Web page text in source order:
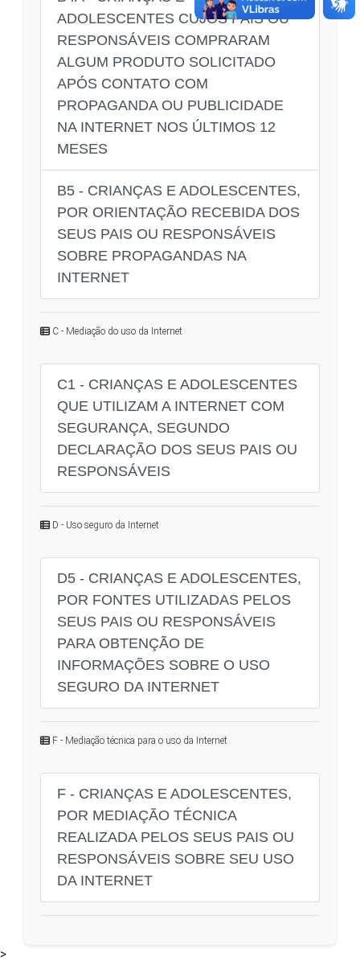
ADOLESCENTES CUJOS PAIS OU
RESPONSÁVEIS COMPRARAM
ALGUM PRODUTO SOLICITADO
APÓS CONTATO COM
PROPAGANDA OU PUBLICIDADE
NA INTERNET NOS ÚLTIMOS 12
MESES
B5 - CRIANÇAS E ADOLESCENTES,
POR ORIENTAÇÃO RECEBIDA DOS
SEUS PAIS OU RESPONSÁVEIS
SOBRE PROPAGANDAS NA
INTERNET
C - Mediação do uso da Internet
C1 - CRIANÇAS E ADOLESCENTES
QUE UTILIZAM A INTERNET COM
SEGURANÇA, SEGUNDO
DECLARAÇÃO DOS SEUS PAIS OU
RESPONSÁVEIS
D - Uso seguro da Internet
D5 - CRIANÇAS E ADOLESCENTES,
POR FONTES UTILIZADAS PELOS
SEUS PAIS OU RESPONSÁVEIS
PARA OBTENÇÃO DE
INFORMAÇÕES SOBRE O USO
SEGURO DA INTERNET
F - Mediação técnica para o uso da Internet
F - CRIANÇAS E ADOLESCENTES,
POR MEDIAÇÃO TÉCNICA
REALIZADA PELOS SEUS PAIS OU
RESPONSÁVEIS SOBRE SEU USO
DA INTERNET
>